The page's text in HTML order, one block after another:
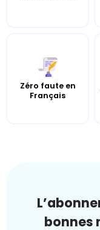
Zéro faute en
Français
bonnes